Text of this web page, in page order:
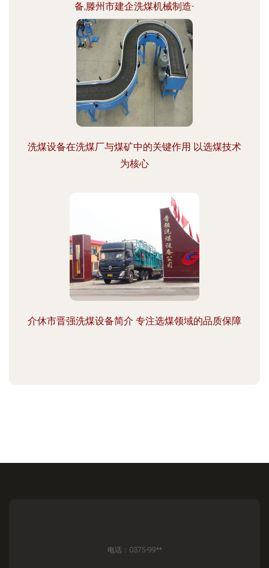
备,滕州市建企洗煤机械制造-
洗煤设备在洗煤厂与煤矿中的关键作用 以选煤技术
为核心
介休市晋强洗煤设备简介 专注选煤领域的品质保障
电话：0375-99**